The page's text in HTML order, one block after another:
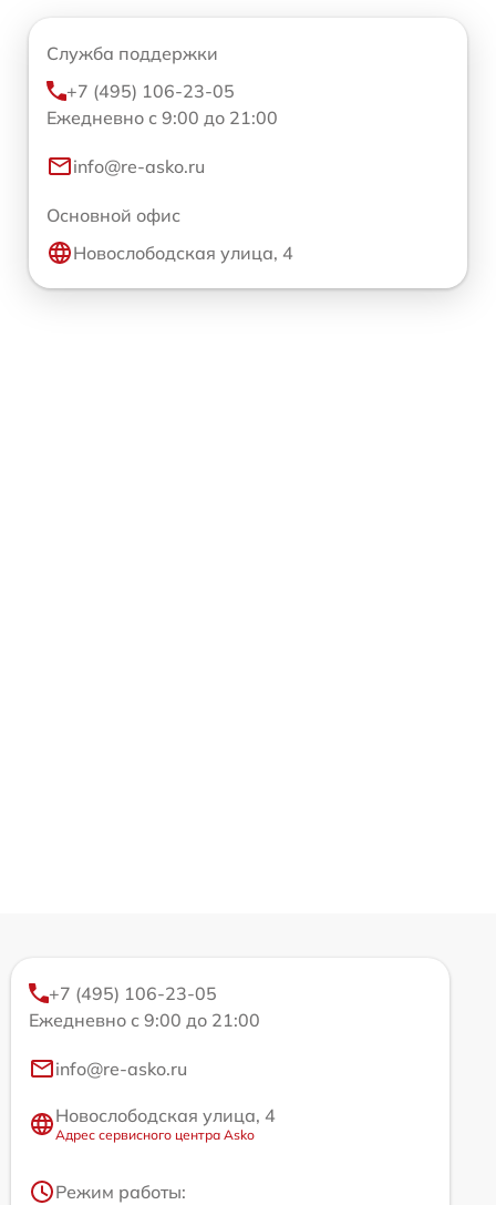
Служба поддержки
+7 (495) 106-23-05
Ежедневно с 9:00 до 21:00
info@re-asko.ru
Основной офис
Новослободская улица, 4
+7 (495) 106-23-05
Ежедневно с 9:00 до 21:00
info@re-asko.ru
Новослободская улица, 4
Адрес сервисного центра Asko
Режим работы: